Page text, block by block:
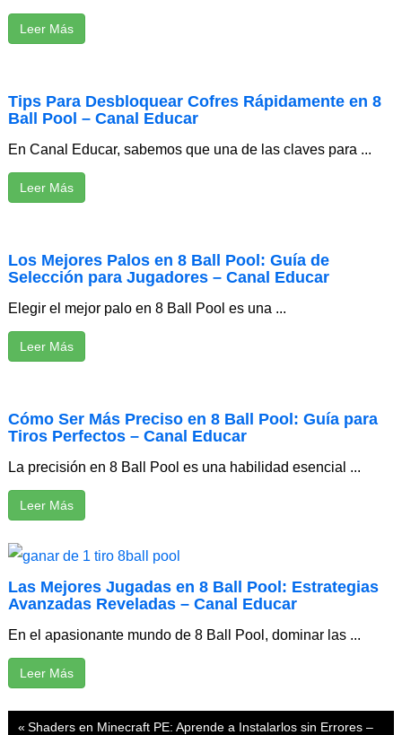
Leer Más
Tips Para Desbloquear Cofres Rápidamente en 8
Ball Pool – Canal Educar
En Canal Educar, sabemos que una de las claves para ...
Leer Más
Los Mejores Palos en 8 Ball Pool: Guía de
Selección para Jugadores – Canal Educar
Elegir el mejor palo en 8 Ball Pool es una ...
Leer Más
Cómo Ser Más Preciso en 8 Ball Pool: Guía para
Tiros Perfectos – Canal Educar
La precisión en 8 Ball Pool es una habilidad esencial ...
Leer Más
Las Mejores Jugadas en 8 Ball Pool: Estrategias
Avanzadas Reveladas – Canal Educar
En el apasionante mundo de 8 Ball Pool, dominar las ...
Leer Más
Navegación
Previous
Shaders en Minecraft PE: Aprende a Instalarlos sin Errores –